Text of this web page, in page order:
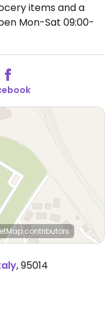
items and a
Mon-Sat 09:00-
contributors
,95014